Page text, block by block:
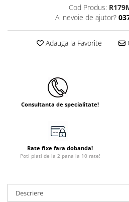
Vase de expansiune termice
Rezervoare de acumulare
Instant apa calda pe gaz / GPL
Panouri solare cu tuburi vidate
Panouri solare plane
Pachete complete panouri solare
Panouri solare fotovoltaice
Cod Produs:
Ai nevoie de ajutor?
Adauga la Favorite
Consultanta de specialitate!
Rate fixe fara dobanda!
Poti plati de la 2 pana la 10 rate!
Descriere